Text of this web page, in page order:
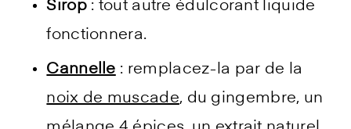
Sirop: tout autre édulcorant liquide
fonctionnera.
Cannelle : remplacez-la par de la
noix de muscade, du gingembre, un